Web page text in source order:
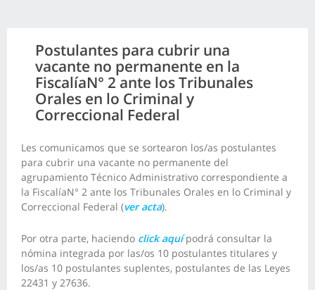
Postulantes para cubrir una
vacante no permanente en la
FiscalíaN° 2 ante los Tribunales
Orales en lo Criminal y
Correccional Federal
Les comunicamos que se sortearon los/as postulantes
para cubrir una vacante no permanente del
agrupamiento Técnico Administrativo correspondiente a
la FiscalíaN° 2 ante los Tribunales Orales en lo Criminal y
Correccional Federal (ver acta).
Por otra parte, haciendo click aquí podrá consultar la
nómina integrada por las/os 10 postulantes titulares y
los/as 10 postulantes suplentes, postulantes de las Leyes
22431 y 27636.